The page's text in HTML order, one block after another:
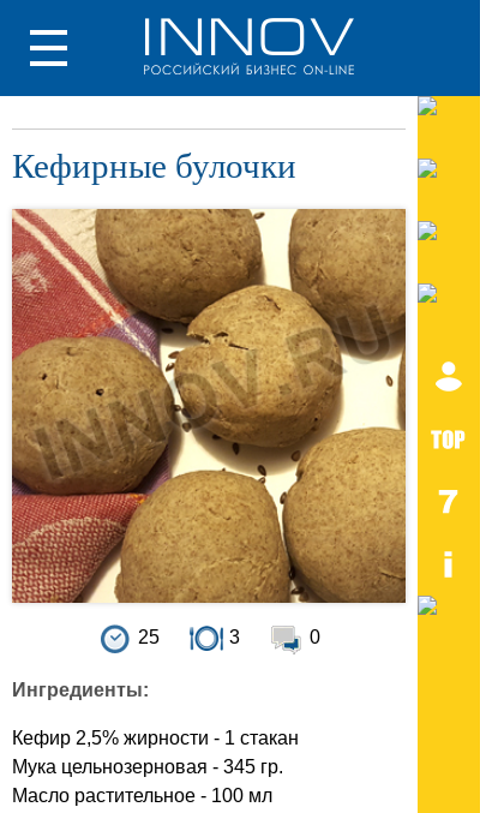
Кефирные булочки
25 3 0
Ингредиенты:
Кефир 2,5% жирности - 1 стакан
Мука цельнозерновая - 345 гр.
Масло растительное - 100 мл